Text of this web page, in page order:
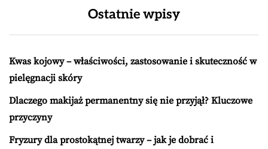
Ostatnie wpisy
Kwas kojowy – właściwości, zastosowanie i skuteczność w
pielęgnacji skóry
Dlaczego makijaż permanentny się nie przyjął? Kluczowe
przyczyny
Fryzury dla prostokątnej twarzy – jak je dobrać i